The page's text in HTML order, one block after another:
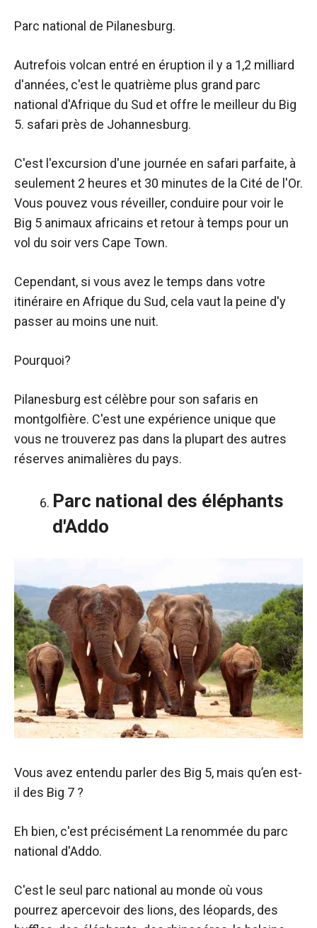
Parc national de Pilanesburg.
Autrefois volcan entré en éruption il y a 1,2 milliard
d'années, c'est le quatrième plus grand parc
national d'Afrique du Sud et offre le meilleur du Big
5. safari près de Johannesburg.
C'est l'excursion d'une journée en safari parfaite, à
seulement 2 heures et 30 minutes de la Cité de l'Or.
Vous pouvez vous réveiller, conduire pour voir le
Big 5 animaux africains et retour à temps pour un
vol du soir vers Cape Town.
Cependant, si vous avez le temps dans votre
itinéraire en Afrique du Sud, cela vaut la peine d'y
passer au moins une nuit.
Pourquoi?
Pilanesburg est célèbre pour son safaris en
montgolfière. C'est une expérience unique que
vous ne trouverez pas dans la plupart des autres
réserves animalières du pays.
Parc national des éléphants
d'Addo
Vous avez entendu parler des Big 5, mais qu’en est-
il des Big 7 ?
Eh bien, c'est précisément La renommée du parc
national d'Addo.
C'est le seul parc national au monde où vous
pourrez apercevoir des lions, des léopards, des